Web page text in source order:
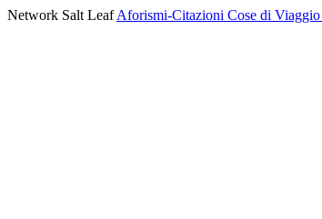
Network Salt LeafAforismi-Citazioni Cose di Viaggio